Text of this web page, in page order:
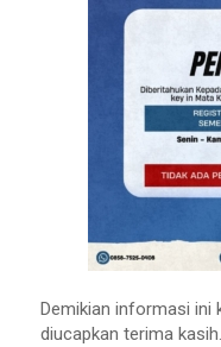
Demikian informasi ini
diucapkan terima kasih.